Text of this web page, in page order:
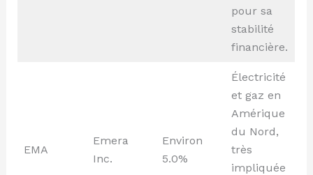
pour sa
stabilité
financière.
EMA
Emera
Inc.
Environ
5.0%
Électricité
et gaz en
Amérique
du Nord,
très
impliquée